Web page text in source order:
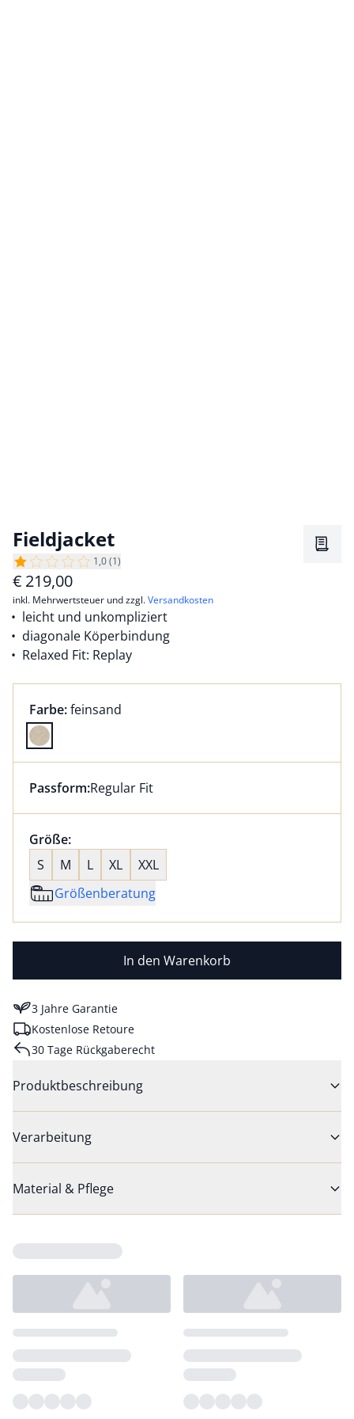
Fieldjacket
1,0 (1)
€ 219,00
inkl. Mehrwertsteuer und zzgl.Versandkosten
leicht und unkompliziert
diagonale Köperbindung
Relaxed Fit: Replay
Farbauswahl:
Farbe:aktuell ausgewählt:
feinsand
Farbe feinsand ausgewählt
Dieser Artikel hat die Passform Regular Fit. für
Passform:Regular Fit
Größenauswahl:
Größe:nichts ausgewählt
S
M L XL
XXL
Größenberatung
In den Warenkorb
3 Jahre Garantie
Kostenlose Retoure
30 Tage Rückgaberecht
Produktbeschreibung
Verarbeitung
Material & Pflege